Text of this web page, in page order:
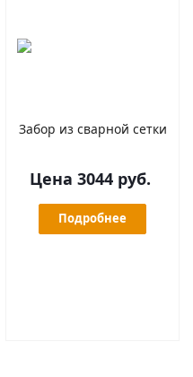
Забор из сварной сетки
Цена 3044 руб.
Подробнее